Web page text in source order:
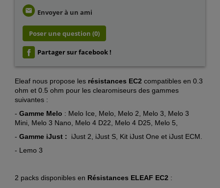
email Envoyer à un ami
Poser une question (0)
Partager sur facebook !
Eleaf nous propose les résistances EC2 compatibles en 0.3
ohm et 0.5 ohm pour les clearomiseurs des gammes
suivantes :
- Gamme Melo : Melo Ice, Melo, Melo 2, Melo 3, Melo 3
Mini, Melo 3 Nano, Melo 4 D22, Melo 4 D25, Melo 5,
- Gamme iJust : iJust 2, iJust S, Kit iJust One et iJust ECM.
- Lemo 3
2 packs disponibles en Résistances ELEAF EC2 :